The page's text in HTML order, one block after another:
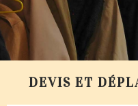
DEVIS ET